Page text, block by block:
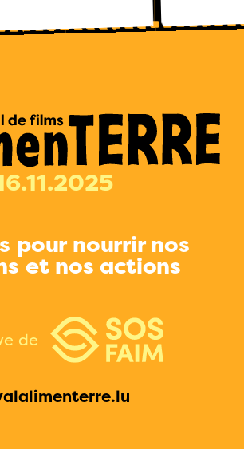
pour nourrir nos
et nos actions
de